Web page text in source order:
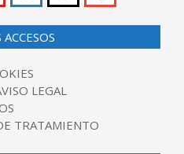
LEGAL
TRATAMIENTO